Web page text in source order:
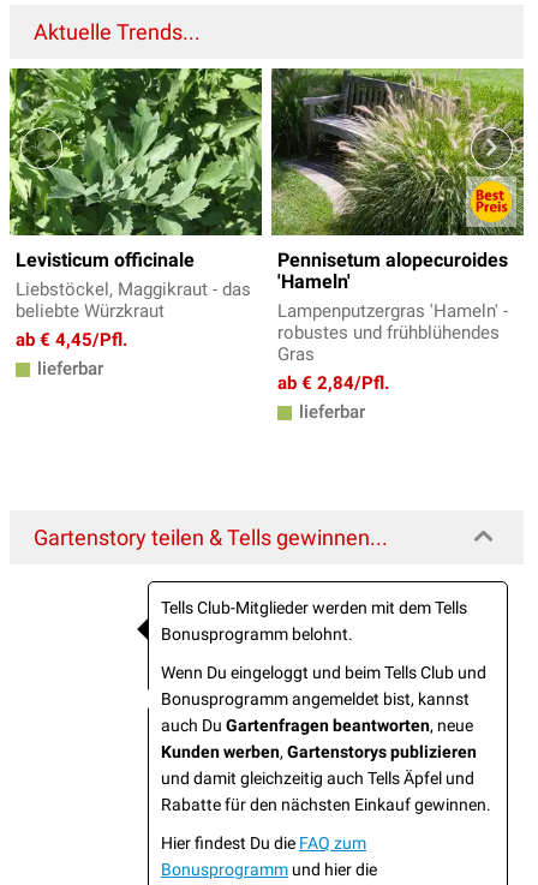
Aktuelle Trends...
Levisticum officinale
Liebstöckel, Maggikraut - das
beliebte Würzkraut
ab € 4,45/Pfl.
lieferbar
Pennisetum alopecuroides
'Hameln'
Lampenputzergras 'Hameln' -
robustes und frühblühendes
Gras
ab € 2,84/Pfl.
lieferbar
Gartenstory teilen & Tells gewinnen...
Tells Club-Mitglieder werden mit dem Tells
Bonusprogramm belohnt.
Wenn Du eingeloggt und beim Tells Club und
Bonusprogramm angemeldet bist, kannst
auch Du Gartenfragen beantworten, neue
Kunden werben, Gartenstorys publizieren
und damit gleichzeitig auch Tells Äpfel und
Rabatte für den nächsten Einkauf gewinnen.
Hier findest Du die FAQ zum
Bonusprogramm und hier die